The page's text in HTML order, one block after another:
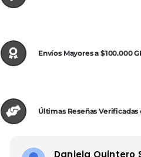
Envíos Mayores a $100.000
Últimas Reseñas Verificadas